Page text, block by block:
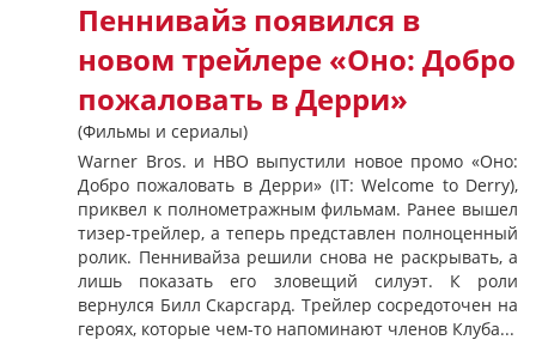
Пеннивайз появился в
новом трейлере «Оно: Добро
пожаловать в Дерри»
(Фильмы и сериалы)
Warner Bros. и HBO выпустили новое промо «Оно:
Добро пожаловать в Дерри» (IT: Welcome to Derry),
приквел к полнометражным фильмам. Ранее вышел
тизер-трейлер, а теперь представлен полноценный
ролик. Пеннивайза решили снова не раскрывать, а
лишь показать его зловещий силуэт. К роли
вернулся Билл Скарсгард. Трейлер сосредоточен на
героях, которые чем-то напоминают членов Клуба...